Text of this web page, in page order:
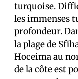
turquoise.
les immenses
profondeur.
la plage de
Hoceima au
de la côte est